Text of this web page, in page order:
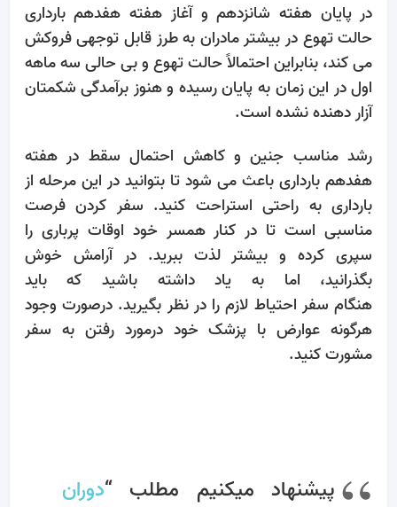
در پایان هفته شانزدهم و آغاز هفته هفدهم بارداری
حالت تهوع در بیشتر مادران به طرز قابل توجهی فروکش
می کند، بنابراین احتمالاً حالت تهوع و بی حالی سه ماهه
اول در این زمان به پایان رسیده و هنوز برآمدگی شکمتان
آزار دهنده نشده است.
رشد مناسب جنین و کاهش احتمال سقط در هفته
هفدهم بارداری باعث می شود تا بتوانید در این مرحله از
بارداری به راحتی استراحت کنید. سفر کردن فرصت
مناسبی است تا در کنار همسر خود اوقات پرباری را
سپری کرده و بیشتر لذت ببرید. در آرامش خوش
بگذرانید، اما به یاد داشته باشید که باید
هنگام سفر احتیاط لازم را در نظر بگیرید. درصورت وجود
هرگونه عوارض با پزشک خود درمورد رفتن به سفر
مشورت کنید.
پیشنهاد میکنیم مطلب “دوران